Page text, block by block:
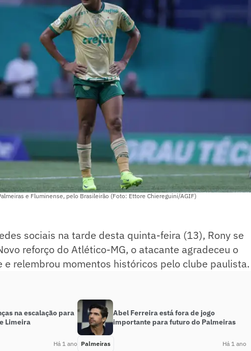
e Fluminense, pelo Brasileirão (Foto: Ettore Chiereguini/AGIF)
sociais na tarde desta quinta-feira (13), Rony se
reforço do Atlético-MG, o atacante agradeceu o
relembrou momentos históricos pelo clube paulista.
na escalação para
Limeira
Há 1 ano
Abel Ferreira está fora de jogo
importante para futuro do Palmeiras
Palmeiras Há 1 ano